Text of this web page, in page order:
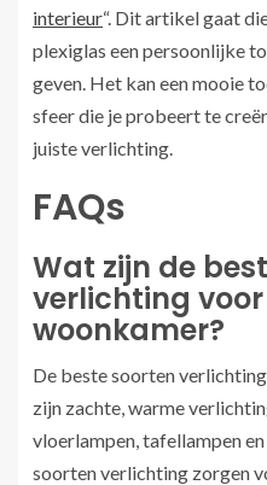
interieur“. Dit artikel gaat
plexiglas een persoonlijke
geven. Het kan een mooie
sfeer die je probeert te
juiste verlichting.
FAQs
Wat zijn de
verlichting
woonkamer?
De beste soorten
zijn zachte, warme
vloerlampen, tafellampen
soorten verlichting zorgen